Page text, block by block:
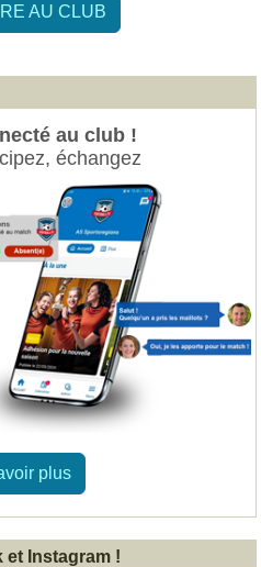
AU CLUB
au club !
échangez
plus
et Instagram !